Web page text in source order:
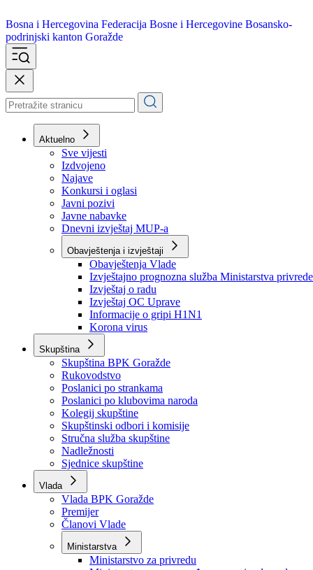
Bosna i Hercegovina
podrinjski kanton Goražde
Aktuelno
Sve vijesti
Izdvojeno
Najave
Konkursi i oglasi
Javni pozivi
Javne nabavke
Dnevni izvještaj MUP-a
Obavještenja i izvještaji
Obavještenja Vlade
Izvještajno prognozna služba Ministarstva privrede
Izvještaj o radu
Izvještaj OC Uprave
Informacije o gripi H1N1
Korona virus
Skupština
Skupština BPK Goražde
Rukovodstvo
Poslanici po strankama
Poslanici po klubovima naroda
Kolegij skupštine
Skupštinski odbori i komisije
Stručna služba skupštine
Nadležnosti
Sjednice skupštine
Vlada
Vlada BPK Goražde
Premijer
Članovi Vlade